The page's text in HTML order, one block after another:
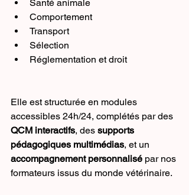
Santé animale
Comportement
Transport
Sélection
Réglementation et droit
Elle est structurée en modules
accessibles 24h/24, complétés par des
QCM interactifs, des supports
pédagogiques multimédias, et un
accompagnement personnalisé par nos
formateurs issus du monde vétérinaire.